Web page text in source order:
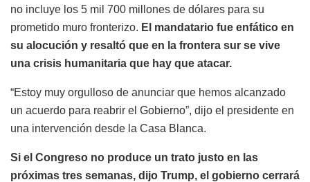
no incluye los 5 mil 700 millones de dólares para su
prometido muro fronterizo. El mandatario fue enfático en
su alocución y resaltó que en la frontera sur se vive
una crisis humanitaria que hay que atacar.
“Estoy muy orgulloso de anunciar que hemos alcanzado
un acuerdo para reabrir el Gobierno”, dijo el presidente en
una intervención desde la Casa Blanca.
Si el Congreso no produce un trato justo en las
próximas tres semanas, dijo Trump, el gobierno cerrará